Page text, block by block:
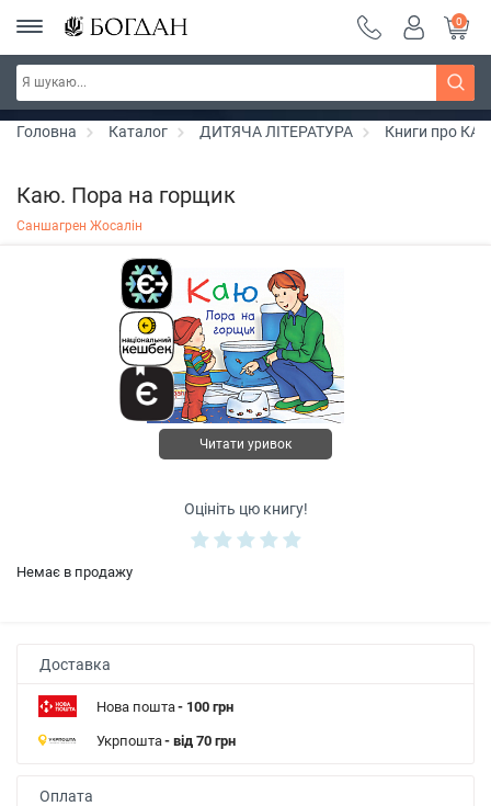
РОЗПРОДАЖ ~ 150 грн ~ 200 грн ~ 250 грн ~
300 грн ~ РОЗПРОДАЖ
Дізнатись більше
0
Головна Каталог ДИТЯЧА ЛІТЕРАТУРА Книги про
Каю. Пора на горщик
Саншагрен Жосалін
Читати уривок
Оцініть цю книгу!
Немає в продажу
Доставка
Нова пошта- 100 грн
Укрпошта- від 70 грн
Оплата